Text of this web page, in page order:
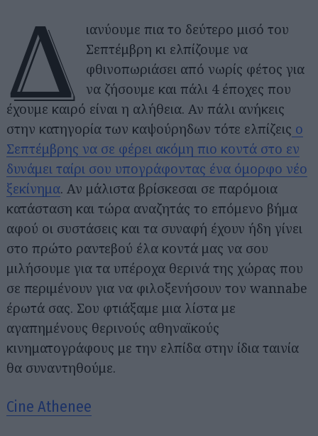
Δ
ιανύουμε πια το δεύτερο μισό του
Σεπτέμβρη κι ελπίζουμε να
φθινοπωριάσει από νωρίς φέτος για
να ζήσουμε και πάλι 4 έποχες που
έχουμε καιρό είναι η αλήθεια. Αν πάλι ανήκεις
στην κατηγορία των καψούρηδων τότε ελπίζεις ο
Σεπτέμβρης να σε φέρει ακόμη πιο κοντά στο εν
δυνάμει ταίρι σου υπογράφοντας ένα όμορφο νέο
ξεκίνημα. Αν μάλιστα βρίσκεσαι σε παρόμοια
κατάσταση και τώρα αναζητάς το επόμενο βήμα
αφού οι συστάσεις και τα συναφή έχουν ήδη γίνει
στο πρώτο ραντεβού έλα κοντά μας να σου
μιλήσουμε για τα υπέροχα θερινά της χώρας που
σε περιμένουν για να φιλοξενήσουν τον wannabe
έρωτά σας. Σου φτιάξαμε μια λίστα με
αγαπημένους θερινούς αθηναϊκούς
κινηματογράφους με την ελπίδα στην ίδια ταινία
θα συναντηθούμε.
Cine Athenee